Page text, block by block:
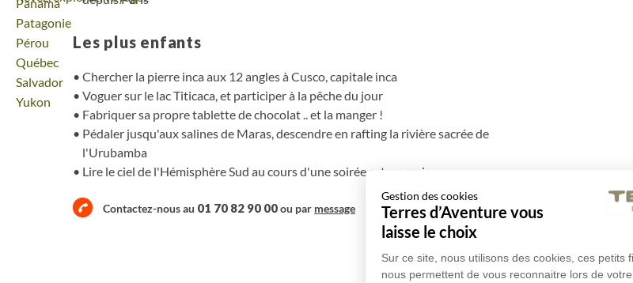
Gestion des cookies
Terres d’Aventure vous
laisse le choix
Sur ce site, nous utilisons des cookies, ces petits
nous permettent de vous reconnaitre lors de votre
Voyage
Panama
Voyage
Patagonie
Voyage
Pérou
Voyage
Québec
Voyage
Salvador
Voyage
Yukon
Les plus enfants
Chercher la pierre inca aux 12 angles à Cusco, capitale inca
Voguer sur le lac Titicaca, et participer à la pêche du jour
Fabriquer sa propre tablette de chocolat .. et la manger !
Pédaler jusqu'aux salines de Maras, descendre en rafting la rivière sacrée de
l'Urubamba
Lire le ciel de l'Hémisphère Sud au cours d'une soirée astronomie
Contactez-nous au 01 70 82 90 00ou par message